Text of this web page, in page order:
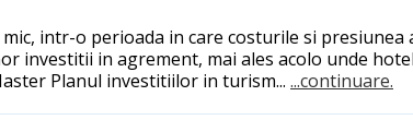
intr-o perioada in care costurile si
investitii in agrement, mai ales acolo unde
Planul investitiilor in turism... ...continuare.